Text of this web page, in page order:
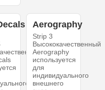
Aerography
Strip 3
Высококачественный
Aerography
используется
для
индивидуального
внешнего